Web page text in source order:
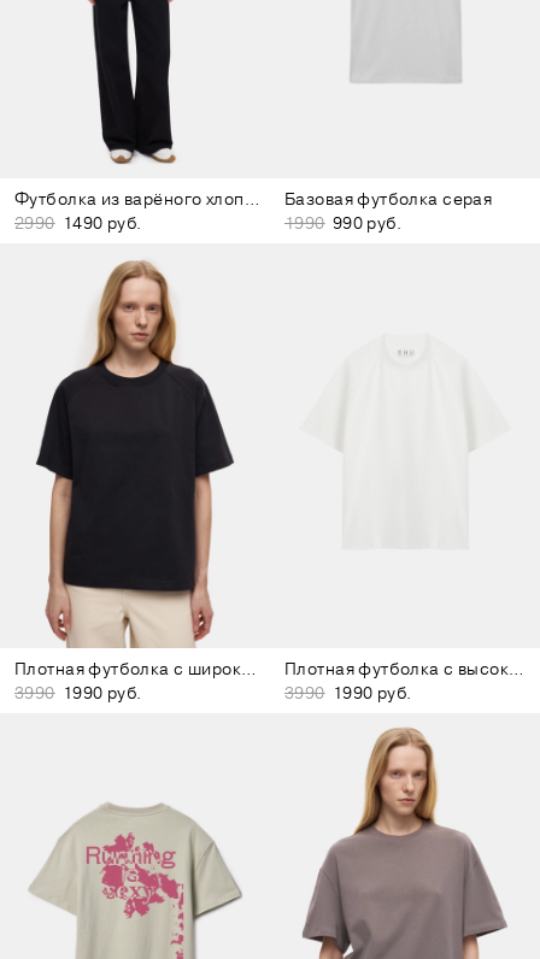
Футболка из варёного хлопка светло-зелёная
2990 1490 руб.
Базовая футболка серая
1990 990 руб.
Плотная футболка с широким воротом чёрная
3990 1990 руб.
Плотная футболка с высоким воротом белая
3990 1990 руб.